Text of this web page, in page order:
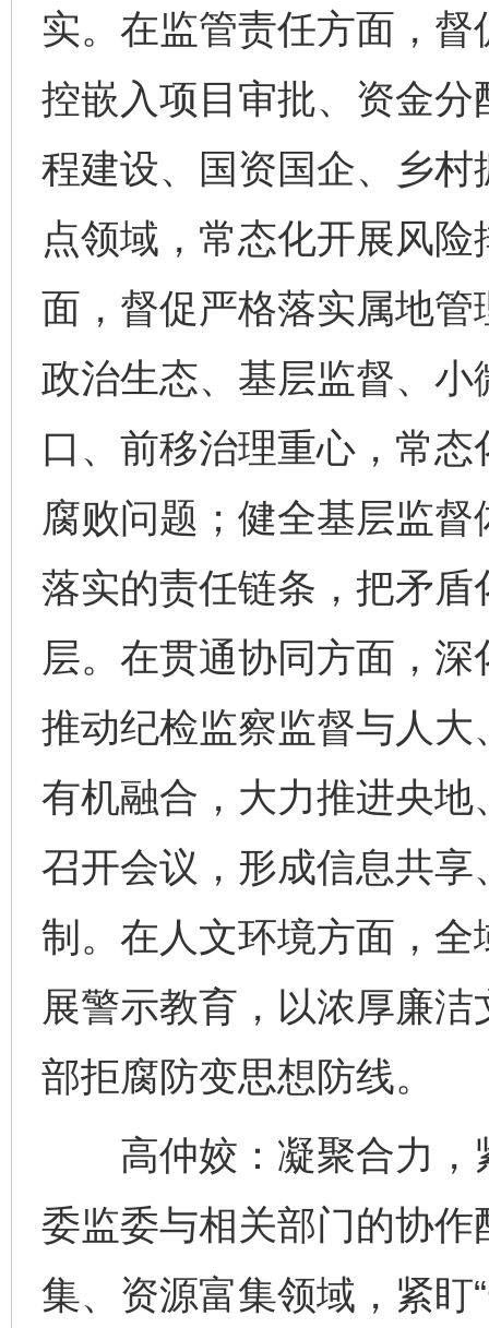
实。在监管责任方面，
控嵌入项目审批、资金
程建设、国资国企、乡
点领域，常态化开展风
面，督促严格落实属地
政治生态、基层监督、
口、前移治理重心，常
腐败问题；健全基层监
落实的责任链条，把矛
层。在贯通协同方面，深
推动纪检监察监督与人
有机融合，大力推进央
召开会议，形成信息共
制。在人文环境方面，
展警示教育，以浓厚廉
部拒腐防变思想防线。
高仲姣：凝聚合力，
委监委与相关部门的协
集、资源富集领域，紧盯